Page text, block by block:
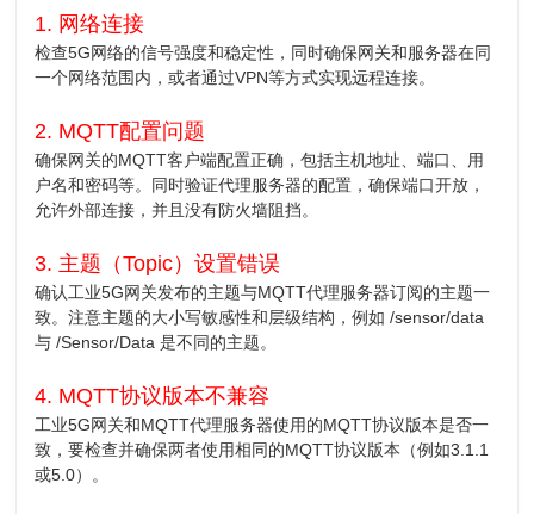
1. 网络连接
检查5G网络的信号强度和稳定性，同时确保网关和服务器在同
一个网络范围内，或者通过VPN等方式实现远程连接。
2. MQTT配置问题
确保网关的MQTT客户端配置正确，包括主机地址、端口、用
户名和密码等。同时验证代理服务器的配置，确保端口开放，
允许外部连接，并且没有防火墙阻挡。
3. 主题（Topic）设置错误
确认工业5G网关发布的主题与MQTT代理服务器订阅的主题一
致。注意主题的大小写敏感性和层级结构，例如 /sensor/data
与 /Sensor/Data 是不同的主题。
4. MQTT协议版本不兼容
工业5G网关和MQTT代理服务器使用的MQTT协议版本是否一
致，要检查并确保两者使用相同的MQTT协议版本（例如3.1.1
或5.0）。